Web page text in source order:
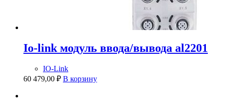
Io-link модуль ввода/вывода al2201
IO-Link
60 479,00 ₽ В корзину